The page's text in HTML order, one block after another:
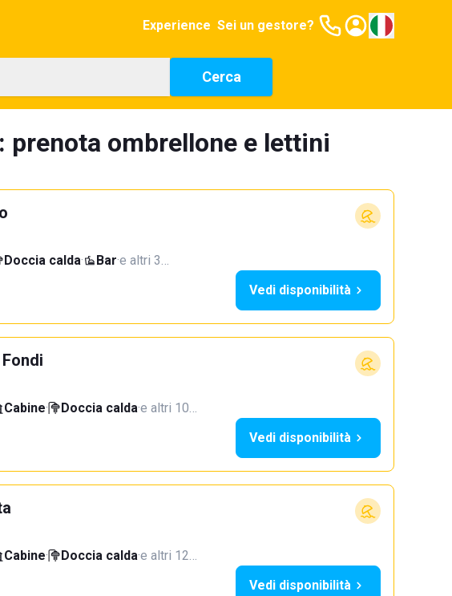
Experience Sei un gestore?
Cerca
ombrellone e lettini
Doccia calda· Bar·e altri 3…
Vedi disponibilità
Cabine· Doccia calda·e altri 10…
Vedi disponibilità
Cabine· Doccia calda·e altri 12…
Vedi disponibilità